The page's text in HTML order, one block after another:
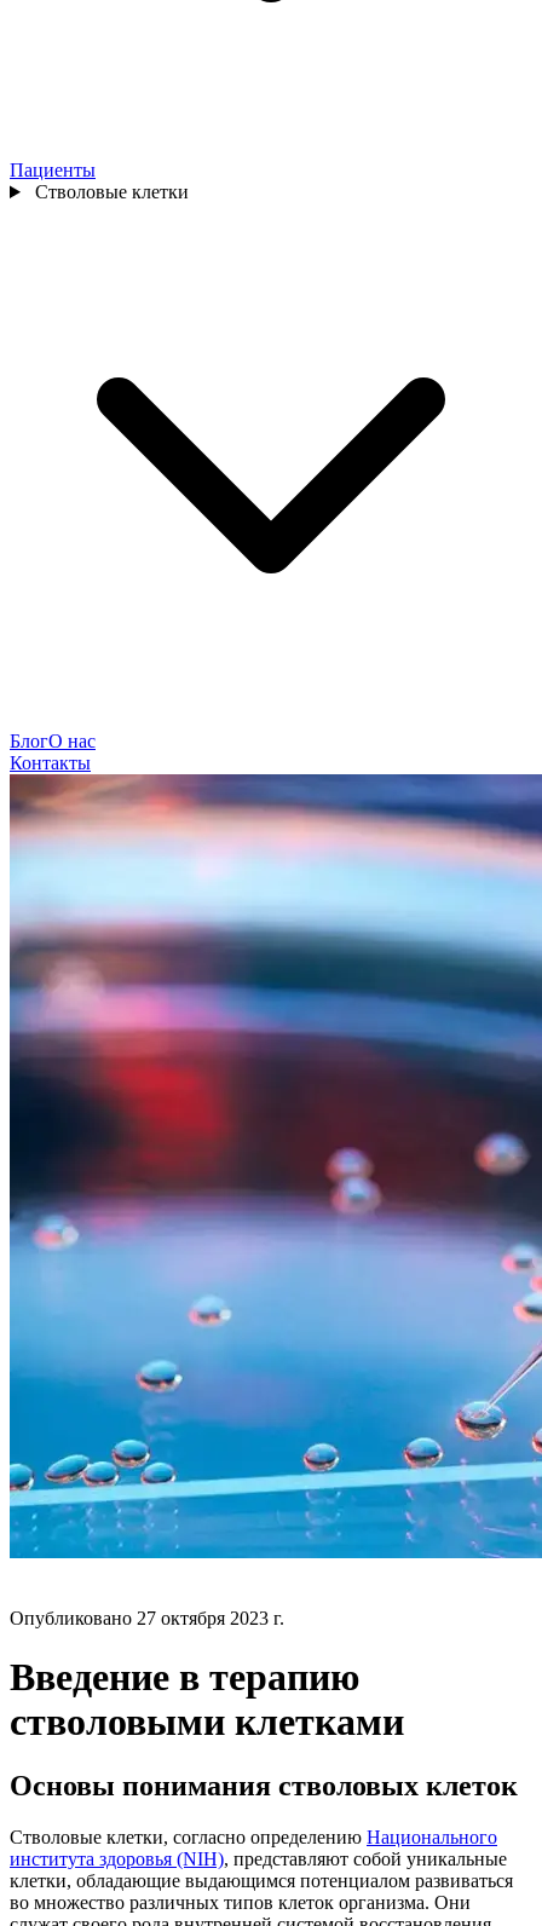
Пациенты
Стволовые клетки
БлогО нас
Контакты
Опубликовано 27 октября 2023 г.
Введение в терапию
стволовыми клетками
Основы понимания стволовых клеток
Стволовые клетки, согласно определению Национального
института здоровья (NIH), представляют собой уникальные
клетки, обладающие выдающимся потенциалом развиваться
во множество различных типов клеток организма. Они